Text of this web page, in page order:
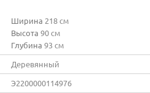
Ширина 218 см
Высота 90 см
Глубина 93 см
Деревянный
Э2200000114976